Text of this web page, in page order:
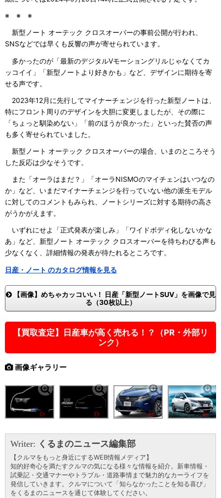
※ ※ ※
新型ノート オーテック クロスオーバーの事前公開が行われ、
SNSなどでは早くも反響の声が寄せられています。
多かったのが「最新のデジタルVモーショングリルじゃなくてカ
ッコイイ」「新型ノートより好きかも」など、デザインに期待を寄
せる声です。
2023年12月に先行してマイナーチェンジを行った新型ノートは、
特にフロント周りのデザインを大胆に変更しましたが、その際に
「ちょっと馴染めない」「前のほうが良かった」といった賛否の声
も多く寄せられていました。
新型ノート オーテック クロスオーバーの場合、いまのところそう
した反応は少なそうです。
また「オーラはまだ？」「オーラNISMOのマイチェンはいつなの
か」など、いまだマイナーチェンジを行っていない他の派生モデル
に対してのコメントもみられ、ノートシリーズに対する期待の高さ
がうかがえます。
いずれにせよ「正式発表が楽しみ」「ワイドボディ化しないかな
あ」など、新型ノート オーテック クロスオーバーを待ちわびる声も
少なくなく、詳細情報の発表が待たれるところです。
日産・ノート のカタログ情報を見る
【画像】めちゃカッコいい！ 日産「新型ノートSUV」を画像で見
る（30枚以上）
【買取査定】日産車が高く売れる！？（PR・外部リ
ンク）
画像ギャラリー
Writer: くるまのニュース編集部
【クルマをもっと身近にするWEB情報メディア】
知的好奇心を満たすクルマの気になる様々な情報を紹介。新車情報・
試乗記・交通マナーやトラブル・道路事情まで魅力的なカーライフを
発信していきます。クルマについて「知らなかったことを知る喜び」
をくるまのニュースを通じて体験してください。